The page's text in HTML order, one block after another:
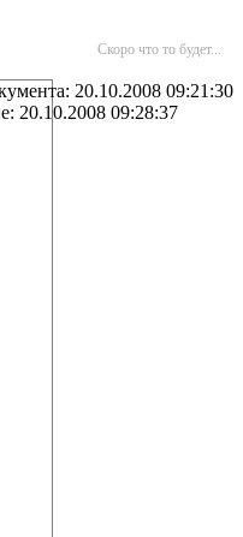
Скоро что то будет...
20.10.2008 09:21:30
20.10.2008 09:28:37